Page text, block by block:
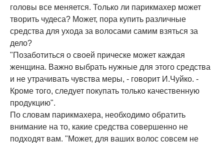
головы все меняется. Только ли парикмахер может
творить чудеса? Может, пора купить различные
средства для ухода за волосами самим взяться за
дело?
"Позаботиться о своей прическе может каждая
женщина. Важно выбрать нужные для этого средства
и не утрачивать чувства меры, - говорит И.Чуйко. -
Кроме того, следует покупать только качественную
продукцию".
По словам парикмахера, необходимо обратить
внимание на то, какие средства совершенно не
подходят вам. "Может, для ваших волос совсем не